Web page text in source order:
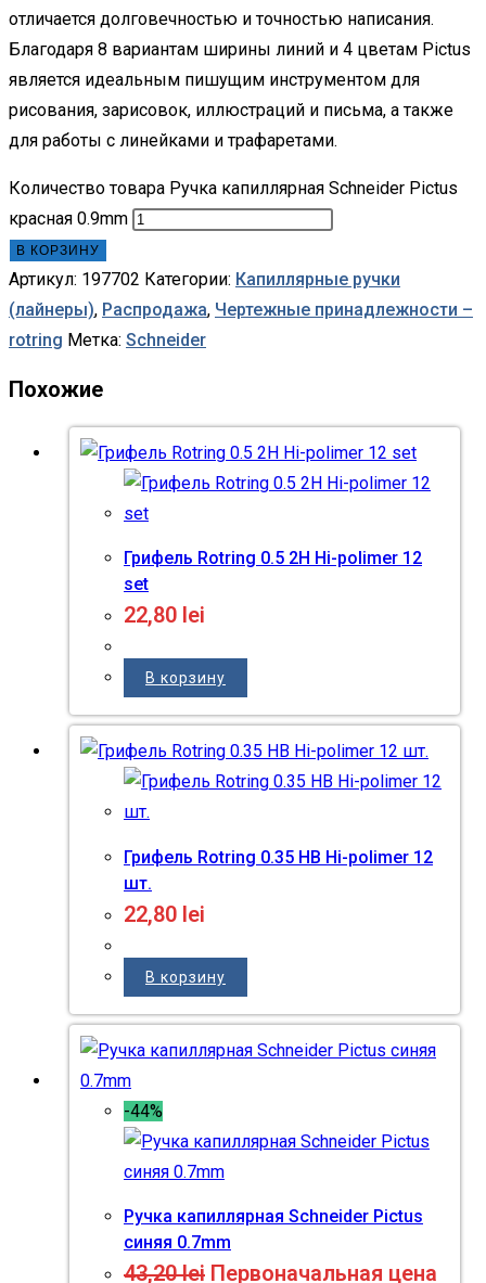
отличается долговечностью и точностью написания.
Благодаря 8 вариантам ширины линий и 4 цветам Pictus
является идеальным пишущим инструментом для
рисования, зарисовок, иллюстраций и письма, а также
для работы с линейками и трафаретами.
Количество товара Ручка капиллярная Schneider Pictus
красная 0.9mm
В КОРЗИНУ
Артикул: 197702 Категории: Капиллярные ручки
(лайнеры), Распродажа, Чертежные принадлежности –
rotring Метка: Schneider
Похожие
Грифель Rotring 0.5 2H Hi-polimer 12
set
22,80 lei
В корзину
Грифель Rotring 0.35 HB Hi-polimer 12
шт.
22,80 lei
В корзину
-44%
Ручка капиллярная Schneider Pictus
синяя 0.7mm
43,20lei Первоначальная цена